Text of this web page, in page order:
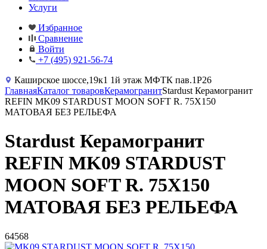
Услуги
Избранное
Сравнение
Войти
+7 (495) 921-56-74
Каширское шоссе,19к1 1й этаж МФТК пав.1Р26
ГлавнаяКаталог товаровКерамогранитStardust Керамогранит
REFIN MK09 STARDUST MOON SOFT R. 75X150
МАТОВАЯ БЕЗ РЕЛЬЕФА
Stardust Керамогранит
REFIN MK09 STARDUST
MOON SOFT R. 75X150
МАТОВАЯ БЕЗ РЕЛЬЕФА
64568